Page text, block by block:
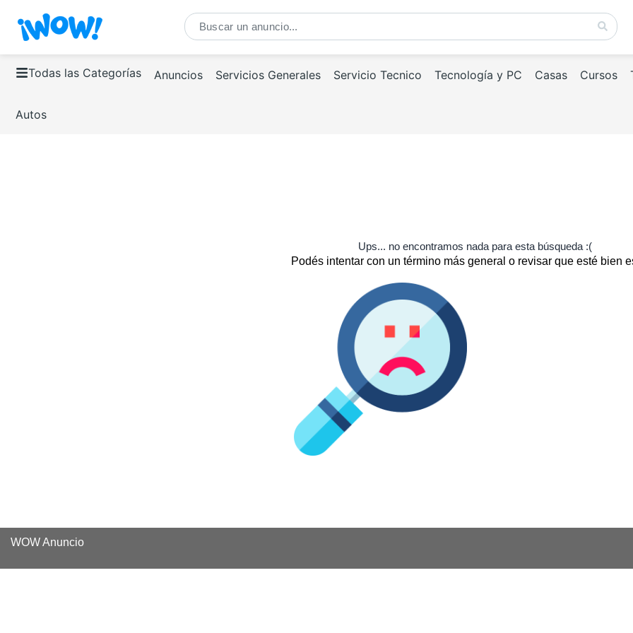
Todas las Categorías Anuncios Servicios Generales Servicio Tecnico Tecnología y PC Casas Cursos
Autos
Ups... no encontramos nada para esta búsqueda :(
Podés intentar con un término más general o revisar que esté bien
WOW Anuncio